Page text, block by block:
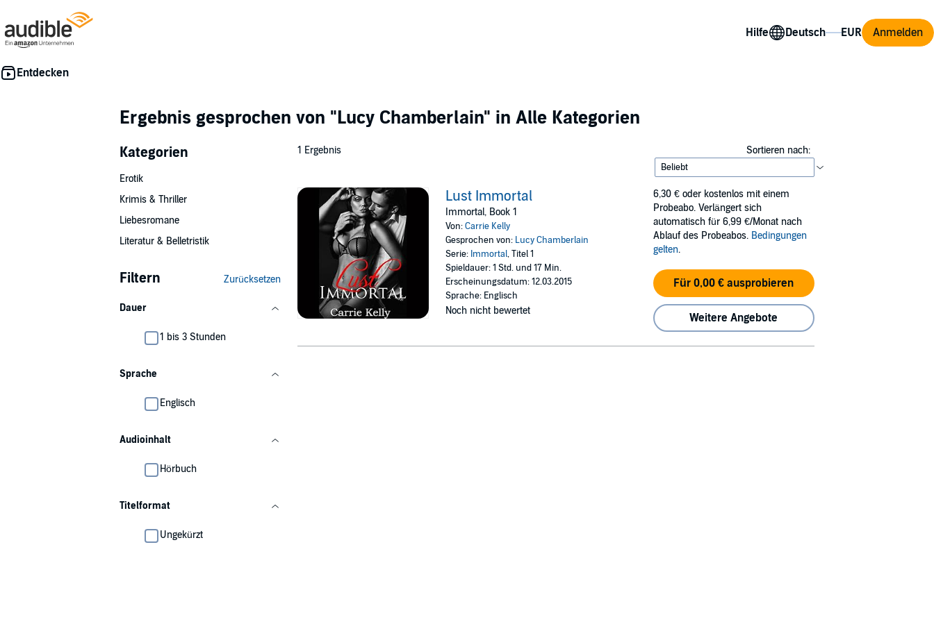
Hilfe Anmelden
Ergebnis gesprochen von "Lucy Chamberlain" in Alle Kategorien
Kategorien
Erotik
Krimis & Thriller
Liebesromane
Literatur & Belletristik
Filtern Zurücksetzen
Dauer
1 bis 3 Stunden
Sprache
Englisch
Audioinhalt
Hörbuch
Titelformat
Ungekürzt
1 Ergebnis Sortieren nach:
Lust Immortal
Immortal, Book 1
Von:Carrie Kelly
Gesprochen von: Lucy Chamberlain
Serie: Immortal, Titel 1
Spieldauer: 1 Std. und 17 Min.
Erscheinungsdatum: 12.03.2015
Sprache: Englisch
Noch nicht bewertet
6,30 € oder kostenlos mit einem
Probeabo. Verlängert sich
automatisch für 6,99 €/Monat nach
Ablauf des Probeabos. Bedingungen
gelten.
Für 0,00 € ausprobieren
Weitere Angebote